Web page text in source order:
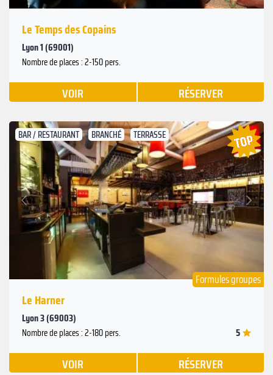
Le Temps des Copains
Lyon 1 (69001)
Nombre de places : 2-150 pers.
VOIR RÉSERVER
BAR / RESTAURANT BRANCHÉ TERRASSE
Précédent
Suivant
Formules groupes
Le Harner
Lyon 3 (69003)
Nombre de places : 2-180 pers. 5
VOIR RÉSERVER